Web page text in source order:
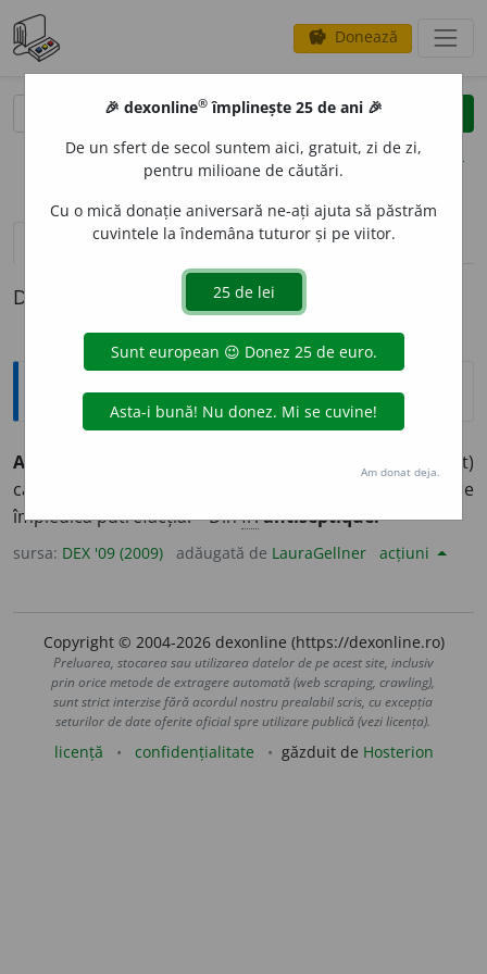
savings Donează
clear
opțiuni
definiții (1)
Definiția cu ID-ul 828194:
Explicative DEX
ANTIS
(Medicament)
care previne ori înlătură infecțiile microbiene sau care
împiedică putrefacția. – Dinfr.antiseptique.
sursa: DEX '09 (2009) adăugată de LauraGellner acțiuni
Copyright © 2004-2026 dexonline (https://dexonline.ro)
Preluarea, stocarea sau utilizarea datelor de pe acest site, inclusiv
prin orice metode de extragere automată (web scraping, crawling),
sunt strict interzise fără acordul nostru prealabil scris, cu excepția
seturilor de date oferite oficial spre utilizare publică (vezi licența).
licență confidențialitate găzduit de Hosterion
🎉 dexonline® împlinește 25 de ani 🎉
De un sfert de secol suntem aici, gratuit, zi de zi,
pentru milioane de căutări.
Cu o mică donație aniversară ne-ați ajuta să păstrăm
cuvintele la îndemâna tuturor și pe viitor.
Am donat deja.